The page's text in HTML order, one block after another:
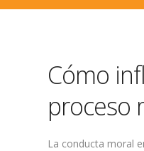
Cómo
proceso
La conducta moral